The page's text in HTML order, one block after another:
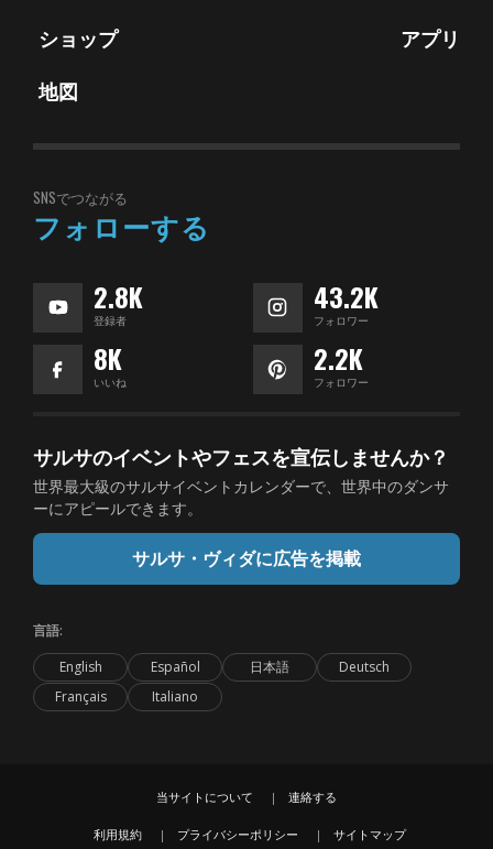
アプリ
ショップ
地図
SNSでつながる
フォローする
2.8K
登録者
43.2K
フォロワー
8K
いいね
2.2K
フォロワー
サルサのイベントやフェスを宣伝しませんか？
世界最大級のサルサイベントカレンダーで、世界中のダンサ
ーにアピールできます。
サルサ・ヴィダに広告を掲載
言語:
English
Español 日本語
Deutsch
Français
Italiano
当サイトについて 連絡する
利用規約 プライバシーポリシー サイトマップ